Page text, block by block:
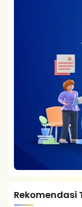
Rekomendasi